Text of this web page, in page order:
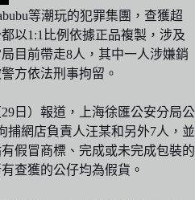
等潮玩的犯罪集團，查獲超
以1:1比例依據正品複製，涉及
目前帶走8人，其中一人涉嫌銷
方依法刑事拘留。
日）報道，上海徐匯公安分局公
捕網店負責人汪某和另外7人，並
假冒商標、完成或未完成包裝的
查獲的公仔均為假貨。